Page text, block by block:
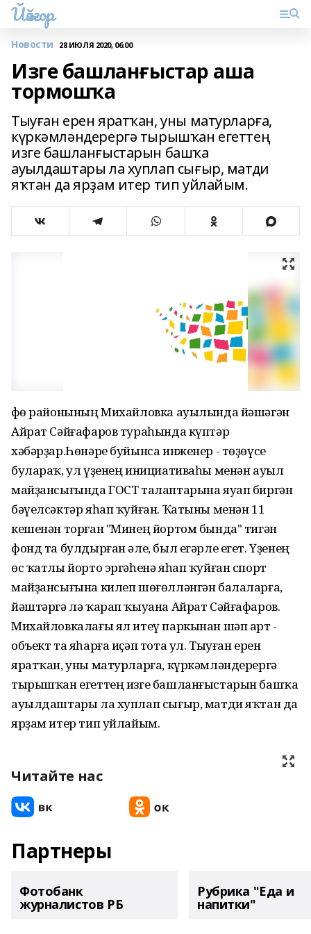
Йәйғор
Новости 28 ИЮЛЯ 2020, 06:00
Изге башланғыстар аша
тормошҡа
Тыуған ерен яратҡан, уны матурларға,
күркәмләндерергә тырышҡан егеттең
изге башланғыстарын башҡа
ауылдаштары ла хуплап сығыр, матди
яҡтан да ярҙам итер тип уйлайым.
Өфө районының Михайловка ауылында йәшәгән
Айрат Сәйғафаров тураһында күптәр
хәбәрҙар.Һөнәре буйынса инженер - төҙөүсе
булараҡ, ул үҙенең инициативаһы менән ауыл
майҙансығында ГОСТ талаптарына яуап биргән
бәүелсәктәр яһап ҡуйған. Ҡатыны менән 11
кешенән торған "Минең йортом бында" тигән
фонд та булдырған әле, был егәрле егет. Үҙенең
өс ҡатлы йорто эргәһенә яһап ҡуйған спорт
майҙансығына килеп шөғөлләнгән балаларға,
йәштәргә лә ҡарап ҡыуана Айрат Сәйғафаров.
Михайловкалағы ял итеү паркынан шәп арт -
объект та яһарға иҫәп тота ул. Тыуған ерен
яратҡан, уны матурларға, күркәмләндерергә
тырышҡан егеттең изге башланғыстарын башҡа
ауылдаштары ла хуплап сығыр, матди яҡтан да
ярҙам итер тип уйлайым.
Читайте нас
Партнеры
Фотобанк
журналистов РБ
Рубрика "Еда и
напитки"